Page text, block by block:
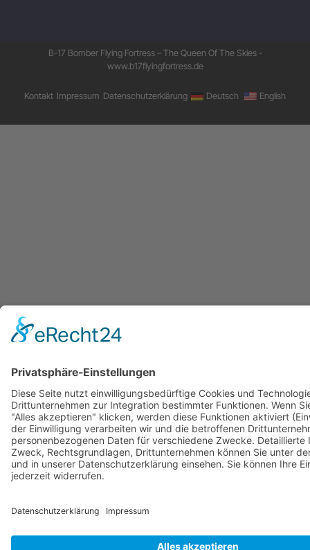
B-17 Bomber Flying Fortress – The Queen Of The Skies -
www.b17flyingfortress.de
Kontakt Impressum Datenschutzerklärung Deutsch English